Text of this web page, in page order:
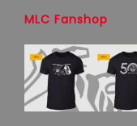
MLC Fanshop